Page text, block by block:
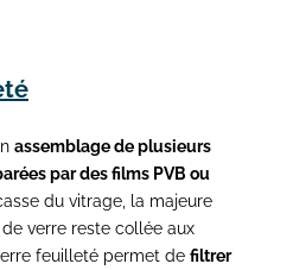
assemblage de plusieurs
par des films PVB ou
du vitrage, la majeure
verre reste collée aux
feuilleté permet de filtrer